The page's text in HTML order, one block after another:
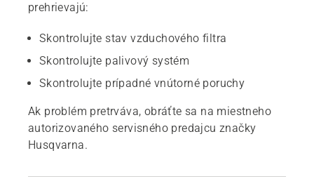
prehrievajú:
Skontrolujte stav vzduchového filtra
Skontrolujte palivový systém
Skontrolujte prípadné vnútorné poruchy
Ak problém pretrváva, obráťte sa na miestneho
autorizovaného servisného predajcu značky
Husqvarna.